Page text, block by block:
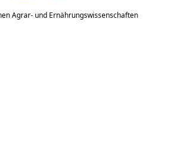
Agrar- und Ernährungswissenschaften